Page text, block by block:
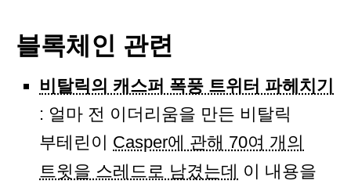
블록체인 관련
비탈릭의 캐스퍼 폭풍 트위터 파헤치기
: 얼마 전 이더리움을 만든 비탈릭
부테린이 Casper에 관해 70여 개의
트윗을 스레드로 남겼는데 이 내용을